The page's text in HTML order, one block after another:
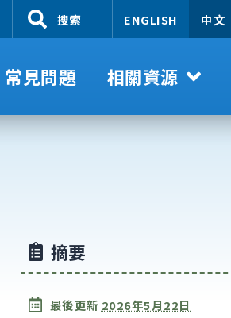
搜索 ENGLISH 中文
常見問題 相關資源
摘要
最後更新 2026年5月22日